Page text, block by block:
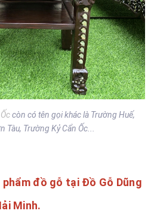
còn có tên gọi khác là Trường Huế,
Tàu, Trường Kỷ Cẩn Ốc...
phẩm đồ gỗ tại Đồ Gỗ Dũng
Minh.